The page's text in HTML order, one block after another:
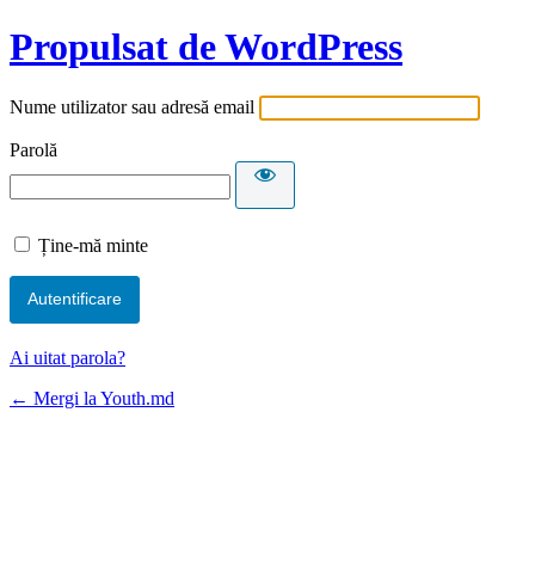
Propulsat de WordPress
Nume utilizator sau adresă email
Parolă
Ține-mă minte
Ai uitat parola?
← Mergi la Youth.md